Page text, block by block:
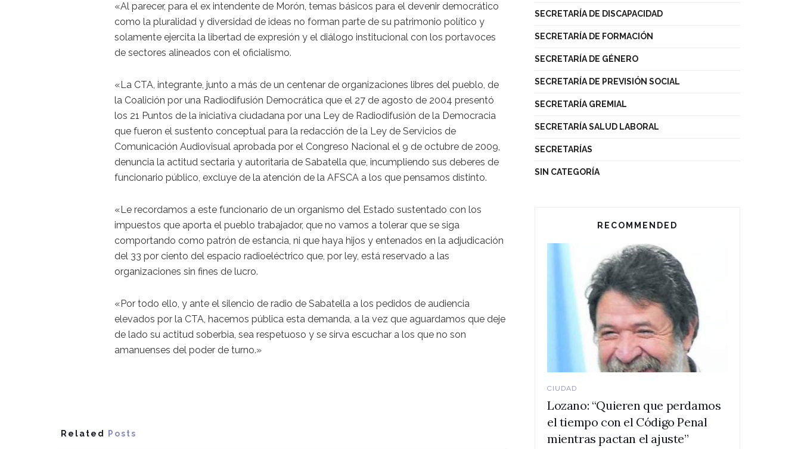
«Al parecer, para el ex intendente de Morón, temas básicos para el devenir democrático
como la pluralidad y diversidad de ideas no forman parte de su patrimonio político y
solamente ejercita la libertad de expresión y el diálogo institucional con los portavoces
de sectores alineados con el oficialismo.
«La CTA, integrante, junto a más de un centenar de organizaciones libres del pueblo, de
la Coalición por una Radiodifusión Democrática que el 27 de agosto de 2004 presentó
los 21 Puntos de la iniciativa ciudadana por una Ley de Radiodifusión de la Democracia
que fueron el sustento conceptual para la redacción de la Ley de Servicios de
Comunicación Audiovisual aprobada por el Congreso Nacional el 9 de octubre de 2009,
denuncia la actitud sectaria y autoritaria de Sabatella que, incumpliendo sus deberes de
funcionario público, excluye de la atención de la AFSCA a los que pensamos distinto.
«Le recordamos a este funcionario de un organismo del Estado sustentado con los
impuestos que aporta el pueblo trabajador, que no vamos a tolerar que se siga
comportando como patrón de estancia, ni que haya hijos y entenados en la adjudicación
del 33 por ciento del espacio radioeléctrico que, por ley, está reservado a las
organizaciones sin fines de lucro.
«Por todo ello, y ante el silencio de radio de Sabatella a los pedidos de audiencia
elevados por la CTA, hacemos pública esta demanda, a la vez que aguardamos que deje
de lado su actitud soberbia, sea respetuoso y se sirva escuchar a los que no son
amanuenses del poder de turno.»
Related Posts
SECRETARÍA DE DISCAPACIDAD
SECRETARÍA DE FORMACIÓN
SECRETARÍA DE GÉNERO
SECRETARÍA DE PREVISIÓN SOCIAL
SECRETARÍA GREMIAL
SECRETARÍA SALUD LABORAL
SECRETARÍAS
SIN CATEGORÍA
RECOMMENDED
CIUDAD
Lozano: “Quieren que perdamos
el tiempo con el Código Penal
mientras pactan el ajuste”